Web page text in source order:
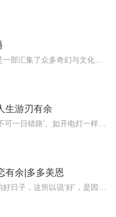
生游刃有余
有余|多多美恩